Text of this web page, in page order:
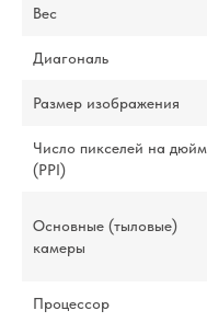
Вес
Диагональ
Размер изображения
Число пикселей на дюйм
(PPI)
Основные (тыловые)
камеры
Процессор